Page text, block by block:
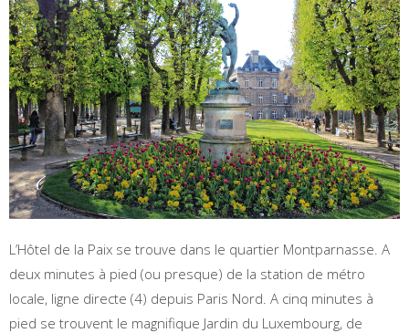
L’Hôtel de la Paix se trouve dans le quartier Montparnasse. A
deux minutes à pied (ou presque) de la station de métro
locale, ligne directe (4) depuis Paris Nord. A cinq minutes à
pied se trouvent le magnifique Jardin du Luxembourg, de